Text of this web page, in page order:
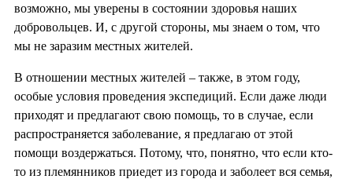
возможно, мы уверены в состоянии здоровья наших
добровольцев. И, с другой стороны, мы знаем о том, что
мы не заразим местных жителей.
В отношении местных жителей – также, в этом году,
особые условия проведения экспедиций. Если даже люди
приходят и предлагают свою помощь, то в случае, если
распространяется заболевание, я предлагаю от этой
помощи воздержаться. Потому, что, понятно, что если кто-
то из племянников приедет из города и заболеет вся семья,